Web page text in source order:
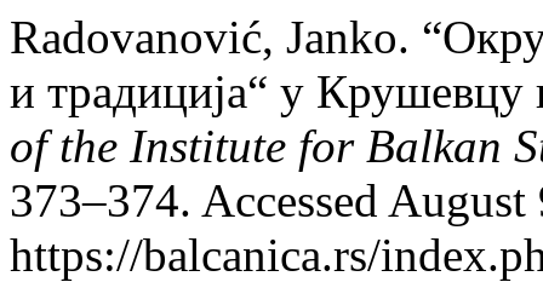
Radovanović, Janko.
и традиција“ у
of the Institute for Balkan
373–374. Accessed
https://balcanica.rs/